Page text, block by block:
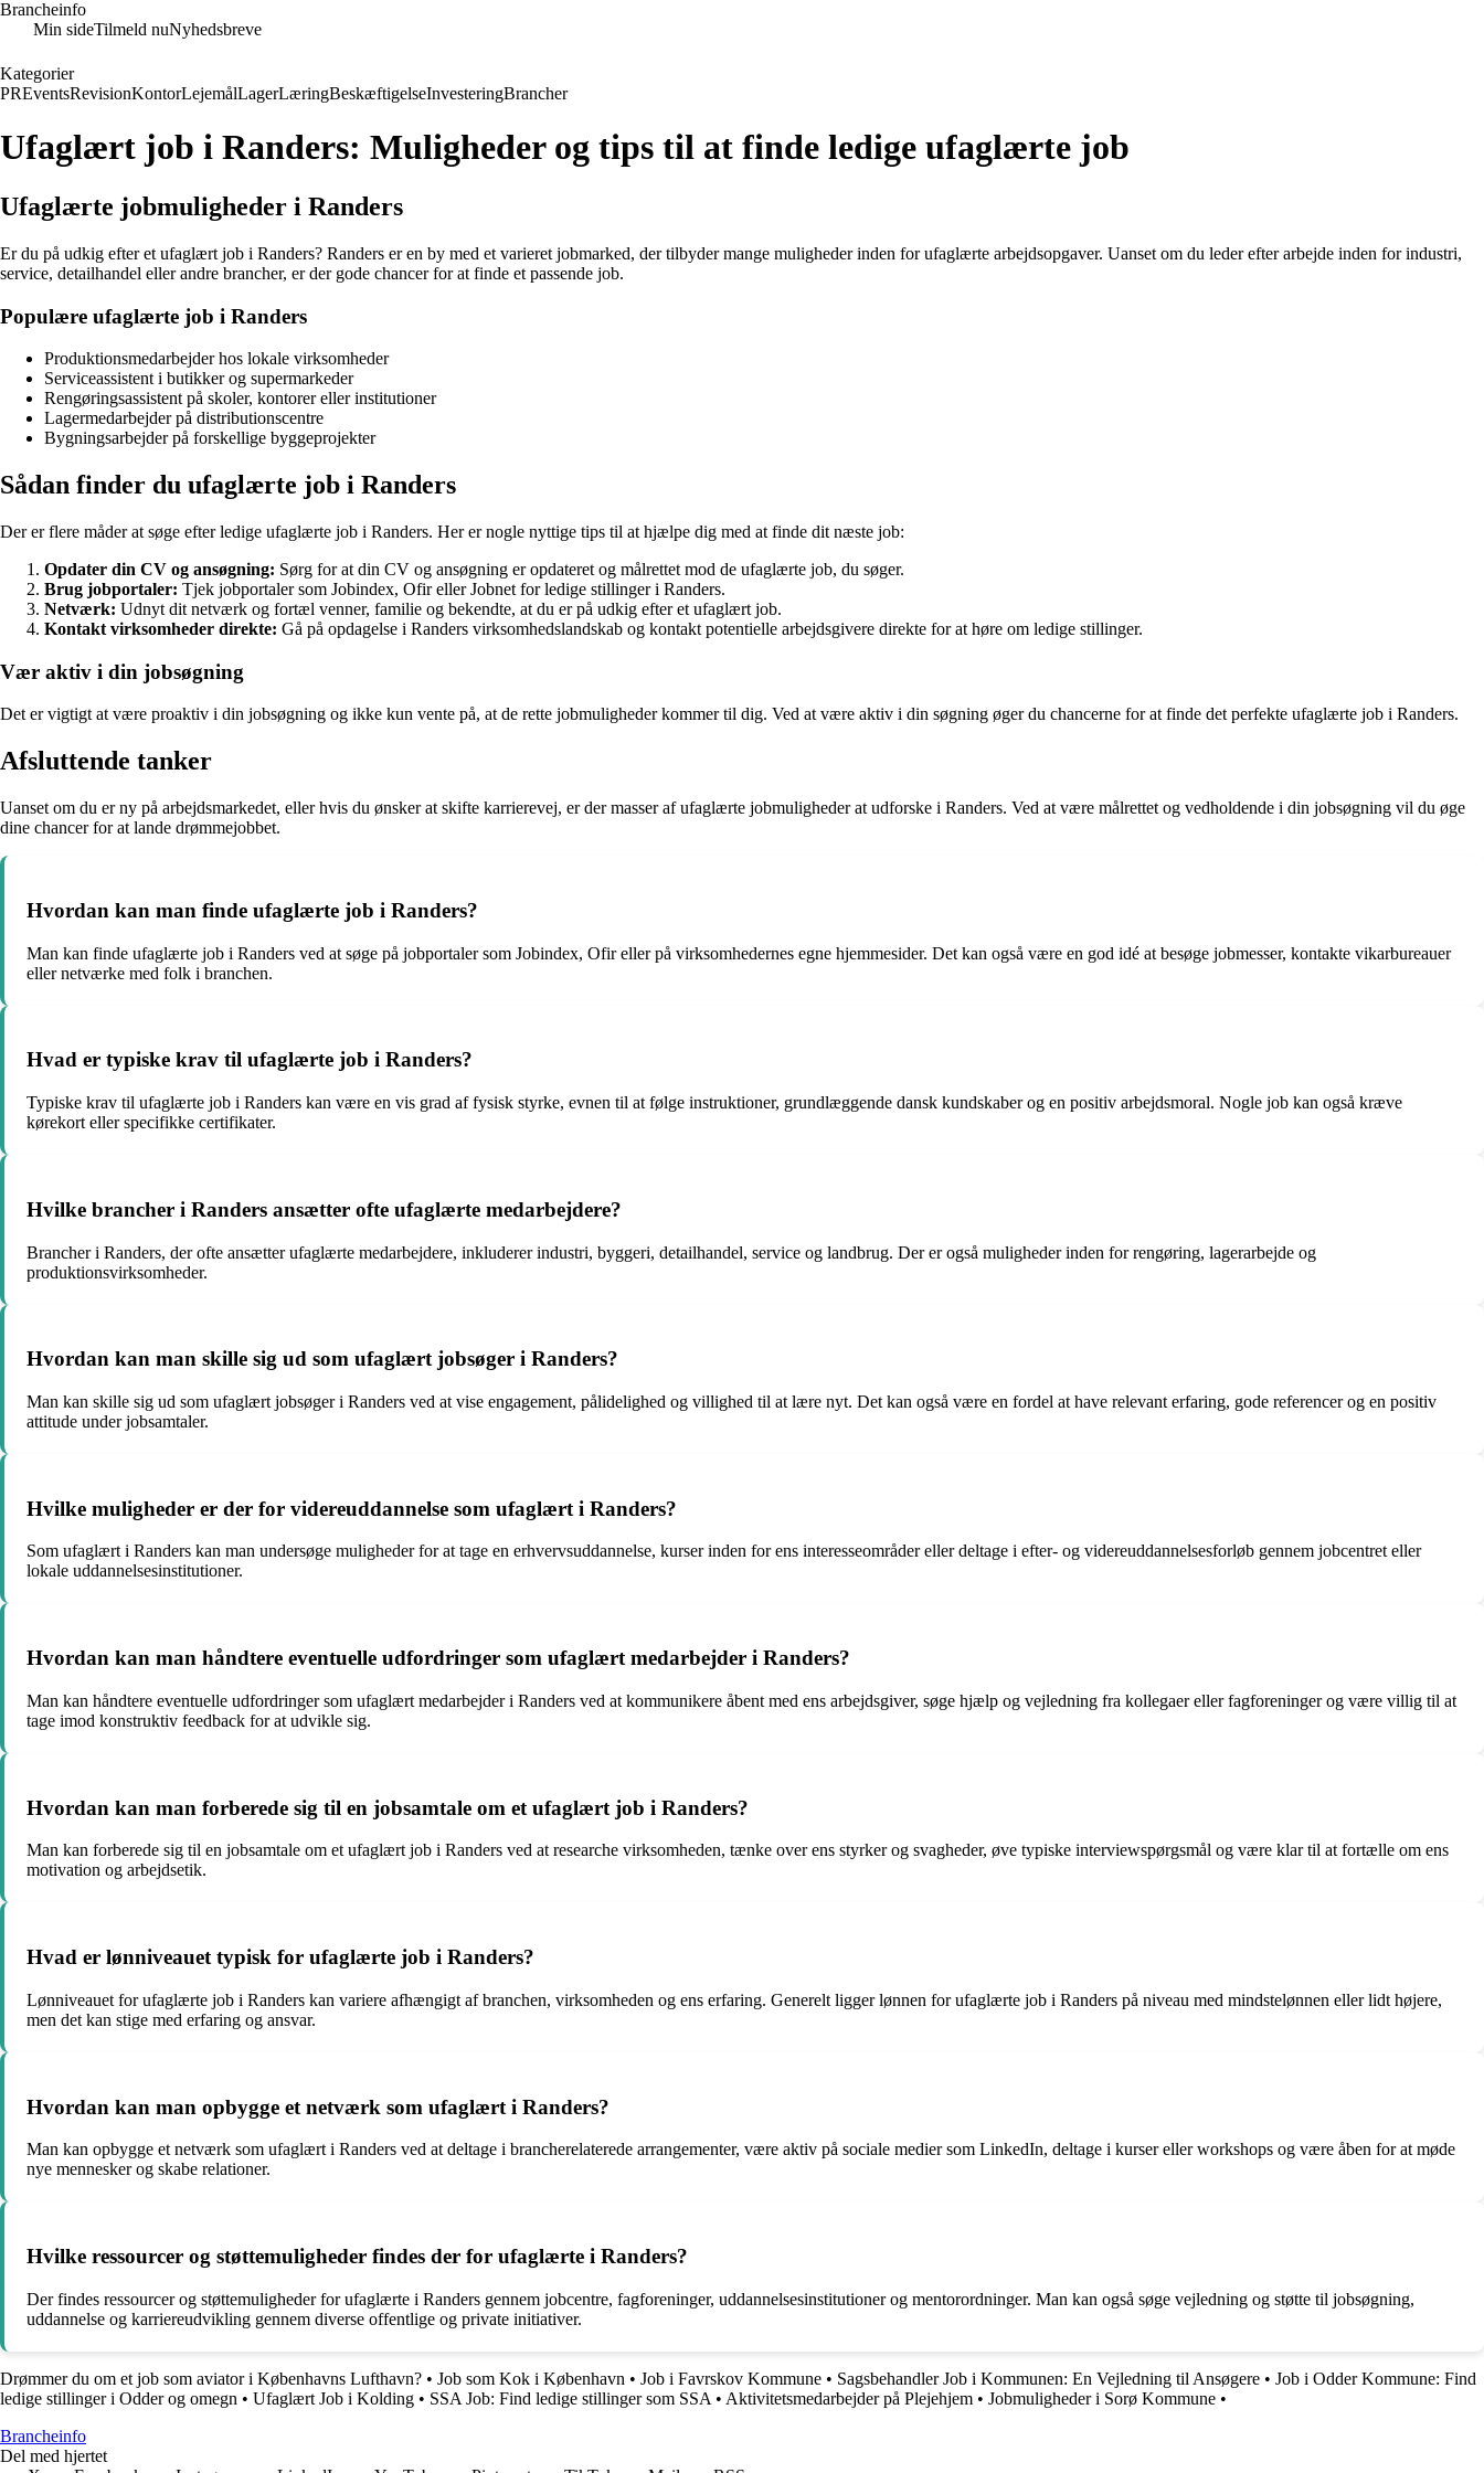
Brancheinfo
Min sideTilmeld nuNyhedsbreve
Kategorier
PREventsRevisionKontorLejemålLagerLæringBeskæftigelseInvesteringBrancher
Ufaglært job i Randers: Muligheder og tips til at finde ledige ufaglærte job
Ufaglærte jobmuligheder i Randers
Er du på udkig efter et ufaglært job i Randers? Randers er en by med et varieret jobmarked, der tilbyder mange muligheder inden for ufaglærte arbejdsopgaver. Uanset om du leder efter arbejde inden for industri,
service, detailhandel eller andre brancher, er der gode chancer for at finde et passende job.
Populære ufaglærte job i Randers
Produktionsmedarbejder hos lokale virksomheder
Serviceassistent i butikker og supermarkeder
Rengøringsassistent på skoler, kontorer eller institutioner
Lagermedarbejder på distributionscentre
Bygningsarbejder på forskellige byggeprojekter
Sådan finder du ufaglærte job i Randers
Der er flere måder at søge efter ledige ufaglærte job i Randers. Her er nogle nyttige tips til at hjælpe dig med at finde dit næste job:
Opdater din CV og ansøgning: Sørg for at din CV og ansøgning er opdateret og målrettet mod de ufaglærte job, du søger.
Brug jobportaler: Tjek jobportaler som Jobindex, Ofir eller Jobnet for ledige stillinger i Randers.
Netværk: Udnyt dit netværk og fortæl venner, familie og bekendte, at du er på udkig efter et ufaglært job.
Kontakt virksomheder direkte: Gå på opdagelse i Randers virksomhedslandskab og kontakt potentielle arbejdsgivere direkte for at høre om ledige stillinger.
Vær aktiv i din jobsøgning
Det er vigtigt at være proaktiv i din jobsøgning og ikke kun vente på, at de rette jobmuligheder kommer til dig. Ved at være aktiv i din søgning øger du chancerne for at finde det perfekte ufaglærte job i Randers.
Afsluttende tanker
Uanset om du er ny på arbejdsmarkedet, eller hvis du ønsker at skifte karrierevej, er der masser af ufaglærte jobmuligheder at udforske i Randers. Ved at være målrettet og vedholdende i din jobsøgning vil du øge
dine chancer for at lande drømmejobbet.
Hvordan kan man finde ufaglærte job i Randers?
Man kan finde ufaglærte job i Randers ved at søge på jobportaler som Jobindex, Ofir eller på virksomhedernes egne hjemmesider. Det kan også være en god idé at besøge jobmesser, kontakte vikarbureauer
eller netværke med folk i branchen.
Hvad er typiske krav til ufaglærte job i Randers?
Typiske krav til ufaglærte job i Randers kan være en vis grad af fysisk styrke, evnen til at følge instruktioner, grundlæggende dansk kundskaber og en positiv arbejdsmoral. Nogle job kan også kræve
kørekort eller specifikke certifikater.
Hvilke brancher i Randers ansætter ofte ufaglærte medarbejdere?
Brancher i Randers, der ofte ansætter ufaglærte medarbejdere, inkluderer industri, byggeri, detailhandel, service og landbrug. Der er også muligheder inden for rengøring, lagerarbejde og
produktionsvirksomheder.
Hvordan kan man skille sig ud som ufaglært jobsøger i Randers?
Man kan skille sig ud som ufaglært jobsøger i Randers ved at vise engagement, pålidelighed og villighed til at lære nyt. Det kan også være en fordel at have relevant erfaring, gode referencer og en positiv
attitude under jobsamtaler.
Hvilke muligheder er der for videreuddannelse som ufaglært i Randers?
Som ufaglært i Randers kan man undersøge muligheder for at tage en erhvervsuddannelse, kurser inden for ens interesseområder eller deltage i efter- og videreuddannelsesforløb gennem jobcentret eller
lokale uddannelsesinstitutioner.
Hvordan kan man håndtere eventuelle udfordringer som ufaglært medarbejder i Randers?
Man kan håndtere eventuelle udfordringer som ufaglært medarbejder i Randers ved at kommunikere åbent med ens arbejdsgiver, søge hjælp og vejledning fra kollegaer eller fagforeninger og være villig til at
tage imod konstruktiv feedback for at udvikle sig.
Hvordan kan man forberede sig til en jobsamtale om et ufaglært job i Randers?
Man kan forberede sig til en jobsamtale om et ufaglært job i Randers ved at researche virksomheden, tænke over ens styrker og svagheder, øve typiske interviewspørgsmål og være klar til at fortælle om ens
motivation og arbejdsetik.
Hvad er lønniveauet typisk for ufaglærte job i Randers?
Lønniveauet for ufaglærte job i Randers kan variere afhængigt af branchen, virksomheden og ens erfaring. Generelt ligger lønnen for ufaglærte job i Randers på niveau med mindstelønnen eller lidt højere,
men det kan stige med erfaring og ansvar.
Hvordan kan man opbygge et netværk som ufaglært i Randers?
Man kan opbygge et netværk som ufaglært i Randers ved at deltage i brancherelaterede arrangementer, være aktiv på sociale medier som LinkedIn, deltage i kurser eller workshops og være åben for at møde
nye mennesker og skabe relationer.
Hvilke ressourcer og støttemuligheder findes der for ufaglærte i Randers?
Der findes ressourcer og støttemuligheder for ufaglærte i Randers gennem jobcentre, fagforeninger, uddannelsesinstitutioner og mentorordninger. Man kan også søge vejledning og støtte til jobsøgning,
uddannelse og karriereudvikling gennem diverse offentlige og private initiativer.
Drømmer du om et job som aviator i Københavns Lufthavn? • Job som Kok i København • Job i Favrskov Kommune • Sagsbehandler Job i Kommunen: En Vejledning til Ansøgere • Job i Odder Kommune: Find
ledige stillinger i Odder og omegn • Ufaglært Job i Kolding • SSA Job: Find ledige stillinger som SSA • Aktivitetsmedarbejder på Plejehjem • Jobmuligheder i Sorø Kommune •
Brancheinfo
Del med hjertet